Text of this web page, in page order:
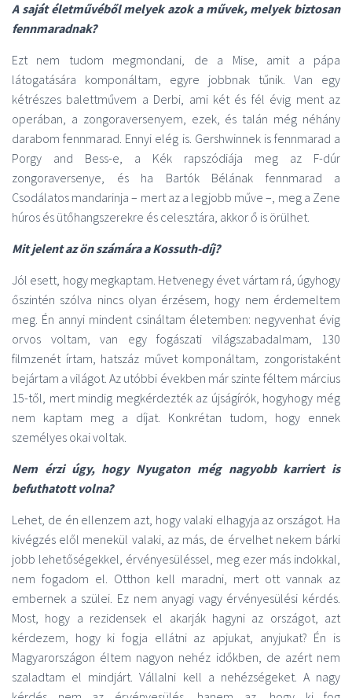
A saját életművéből melyek azok a művek, melyek biztosan
fennmaradnak?
Ezt nem tudom megmondani, de a Mise, amit a pápa
látogatására komponáltam, egyre jobbnak tűnik. Van egy
kétrészes balettművem a Derbi, ami két és fél évig ment az
operában, a zongoraversenyem, ezek, és talán még néhány
darabom fennmarad. Ennyi elég is. Gershwinnek is fennmarad a
Porgy and Bess-e, a Kék rapszódiája meg az F-dúr
zongoraversenye, és ha Bartók Bélának fennmarad a
Csodálatos mandarinja – mert az a legjobb műve –, meg a Zene
húros és ütőhangszerekre és celesztára, akkor ő is örülhet.
Mit jelent az ön számára a Kossuth-díj?
Jól esett, hogy megkaptam. Hetvenegy évet vártam rá, úgyhogy
őszintén szólva nincs olyan érzésem, hogy nem érdemeltem
meg. Én annyi mindent csináltam életemben: negyvenhat évig
orvos voltam, van egy fogászati világszabadalmam, 130
filmzenét írtam, hatszáz művet komponáltam, zongoristaként
bejártam a világot. Az utóbbi években már szinte féltem március
15-től, mert mindig megkérdezték az újságírók, hogyhogy még
nem kaptam meg a díjat. Konkrétan tudom, hogy ennek
személyes okai voltak.
Nem érzi úgy, hogy Nyugaton még nagyobb karriert is
befuthatott volna?
Lehet, de én ellenzem azt, hogy valaki elhagyja az országot. Ha
kivégzés elől menekül valaki, az más, de érvelhet nekem bárki
jobb lehetőségekkel, érvényesüléssel, meg ezer más indokkal,
nem fogadom el. Otthon kell maradni, mert ott vannak az
embernek a szülei. Ez nem anyagi vagy érvényesülési kérdés.
Most, hogy a rezidensek el akarják hagyni az országot, azt
kérdezem, hogy ki fogja ellátni az apjukat, anyjukat? Én is
Magyarországon éltem nagyon nehéz időkben, de azért nem
szaladtam el mindjárt. Vállalni kell a nehézségeket. A nagy